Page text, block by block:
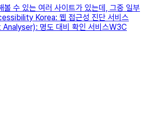
볼 수 있는 여러 사이트가 있는데, 그중 일부
Korea: 웹 접근성 진단 서비스
명도 대비 확인 서비스W3C